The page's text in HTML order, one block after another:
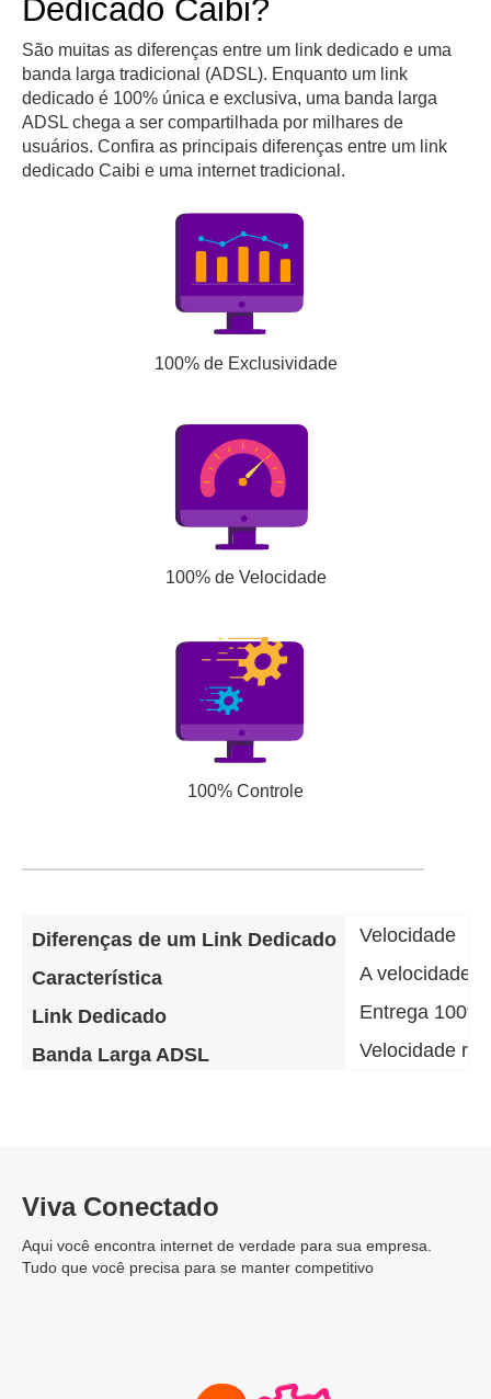
Dedicado Caibi?
São muitas as diferenças entre um link dedicado e uma
banda larga tradicional (ADSL). Enquanto um link
dedicado é 100% única e exclusiva, uma banda larga
ADSL chega a ser compartilhada por milhares de
usuários. Confira as principais diferenças entre um link
dedicado Caibi e uma internet tradicional.
100% de Exclusividade
100% de Velocidade
100% Controle
Diferenças de um Link Dedicado
Característica
Link Dedicado
Banda Larga ADSL
Velocidade
A velocidade
Entrega
Velocidade
Viva Conectado
Aqui você encontra internet de verdade para sua empresa.
Tudo que você precisa para se manter competitivo